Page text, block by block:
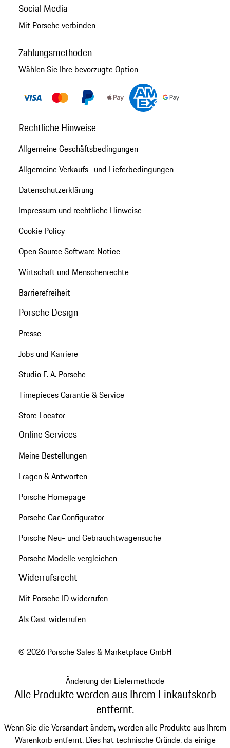
Social Media
Mit Porsche verbinden
Zahlungsmethoden
Wählen Sie Ihre bevorzugte Option
Rechtliche Hinweise
Allgemeine Geschäftsbedingungen
Allgemeine Verkaufs- und Lieferbedingungen
Datenschutzerklärung
Impressum und rechtliche Hinweise
Cookie Policy
Open Source Software Notice
Wirtschaft und Menschenrechte
Barrierefreiheit
Porsche Design
Presse
Jobs und Karriere
Studio F. A. Porsche
Timepieces Garantie & Service
Store Locator
Online Services
Meine Bestellungen
Fragen & Antworten
Porsche Homepage
Porsche Car Configurator
Porsche Neu- und Gebrauchtwagensuche
Porsche Modelle vergleichen
Widerrufsrecht
Mit Porsche ID widerrufen
Als Gast widerrufen
© 2026 Porsche Sales & Marketplace GmbH
Änderung der Liefermethode
Alle Produkte werden aus Ihrem Einkaufskorb
entfernt.
Wenn Sie die Versandart ändern, werden alle Produkte aus Ihrem
Warenkorb entfernt. Dies hat technische Gründe, da einige